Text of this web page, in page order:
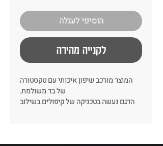
הוסיפי לעגלה
לקנייה מהירה
המוצר מורכב שיפון איכותי עם טקסטורה
של בד משולמת.
הדגם נעשה בטכניקה של קיפולים בשילוב